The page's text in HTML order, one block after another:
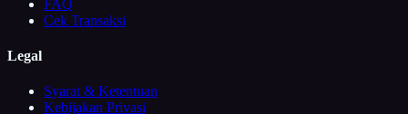
FAQ
Cek Transaksi
Legal
Syarat & Ketentuan
Kebijakan Privasi